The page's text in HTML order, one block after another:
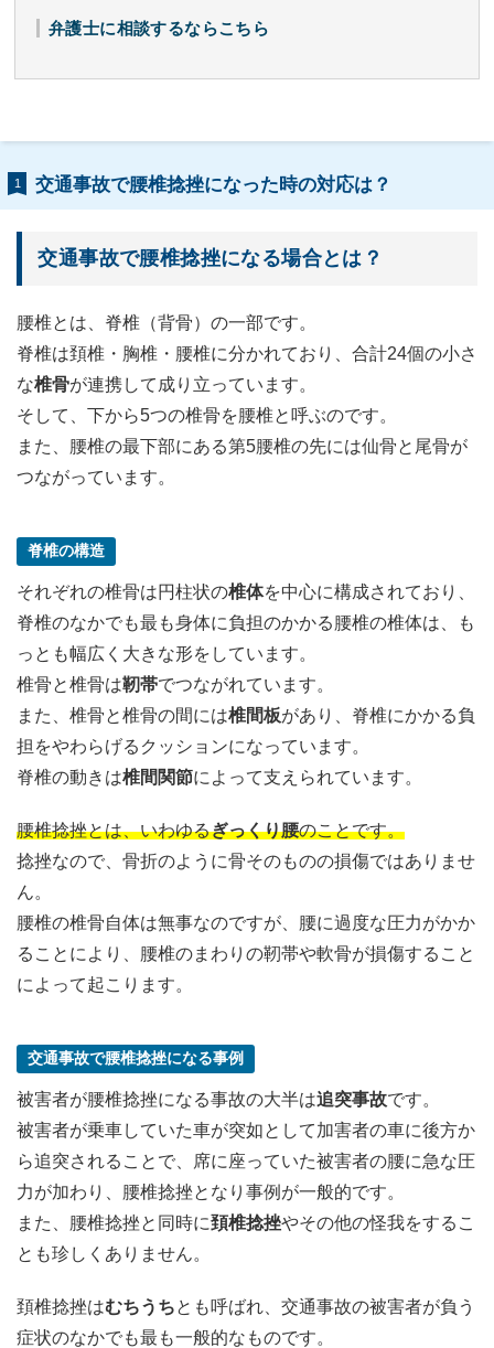
弁護士に相談するならこちら
1 交通事故で腰椎捻挫になった時の対応は？
交通事故で腰椎捻挫になる場合とは？
腰椎とは、脊椎（背骨）の一部です。
脊椎は頚椎・胸椎・腰椎に分かれており、合計24個の小さ
な椎骨が連携して成り立っています。
そして、下から5つの椎骨を腰椎と呼ぶのです。
また、腰椎の最下部にある第5腰椎の先には仙骨と尾骨が
つながっています。
脊椎の構造
それぞれの椎骨は円柱状の椎体を中心に構成されており、
脊椎のなかでも最も身体に負担のかかる腰椎の椎体は、も
っとも幅広く大きな形をしています。
椎骨と椎骨は靭帯でつながれています。
また、椎骨と椎骨の間には椎間板があり、脊椎にかかる負
担をやわらげるクッションになっています。
脊椎の動きは椎間関節によって支えられています。
腰椎捻挫とは、いわゆるぎっくり腰のことです。
捻挫なので、骨折のように骨そのものの損傷ではありませ
ん。
腰椎の椎骨自体は無事なのですが、腰に過度な圧力がかか
ることにより、腰椎のまわりの靭帯や軟骨が損傷すること
によって起こります。
交通事故で腰椎捻挫になる事例
被害者が腰椎捻挫になる事故の大半は追突事故です。
被害者が乗車していた車が突如として加害者の車に後方か
ら追突されることで、席に座っていた被害者の腰に急な圧
力が加わり、腰椎捻挫となり事例が一般的です。
また、腰椎捻挫と同時に頚椎捻挫やその他の怪我をするこ
とも珍しくありません。
頚椎捻挫はむちうちとも呼ばれ、交通事故の被害者が負う
症状のなかでも最も一般的なものです。